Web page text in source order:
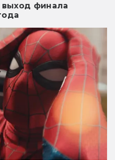
финала